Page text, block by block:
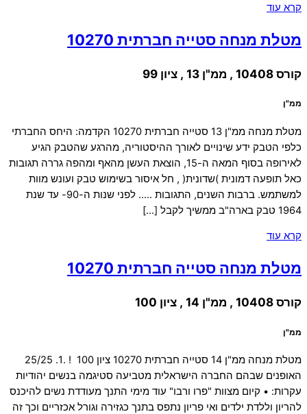
קרא עוד
מטלת מנחה סטייה חברתית 10270
קורס 10408 , ממ"ן 13 , ציון 99
ממ"ן
מטלת מנחה ממ"ן 13 סטייה חברתית 10270 הקדמה: היחס החברתי
כלפי הטבק ידע שינויים לאורך ההיסטוריה, מהרגע שהטבק הגיע
לאירופה בסוף המאה ה-15, הוצאת העשן מהאף ומהפה גררה תגובות
כאל תופעה דמונית )שדונית( , חל איסור בשימוש טבק ועונש מוות
למשתמש. ברבות השנים, התגובות ….. לפני שנות ה-90- עד שנת
1964 טבק בארה"ב ממשיך לקבל […]
קרא עוד
מטלת מנחה סטייה חברתית 10270
קורס 10408 , ממ"ן 14 , ציון 100
ממ"ן
מטלת מנחה ממ"ן 14 סטייה חברתית 10270 ציון 100 ! .1. 25/25
האופנים שבהם החברה הישראלית מטביעה סטיגמה בנשים יהודיות
עקרות: • קיום מצוות "פרו ורבו" עוד מימי התנך מעודדת נשים להיכנס
להריון וללדת ילדים ואי פריון נתפס בתנך כגזירה וגורל אכזריים וכך זה